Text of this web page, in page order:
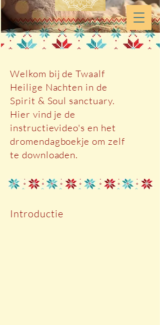
Welkom bij de Twaalf
Heilige Nachten in de
Spirit & Soul sanctuary.
Hier vind je de
instructievideo's en het
dromendagboekje om zelf
te downloaden.
Introductie